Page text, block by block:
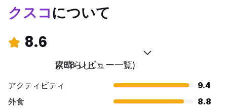
クスコについて
8.6
素晴らしい
(738 レビュー一覧)
アクティビティ
9.4
外食
8.8